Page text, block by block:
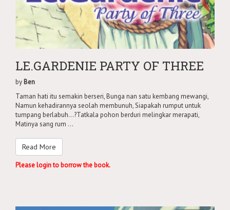
LE.GARDENIE PARTY OF THREE
by Ben
Taman hati itu semakin berseri, Bunga nan satu kembang mewangi,
Namun kehadirannya seolah membunuh, Siapakah rumput untuk
tumpang berlabuh...?Tatkala pohon berduri melingkar merapati,
Matinya sang rum ...
Read More
Please login to borrow the book.